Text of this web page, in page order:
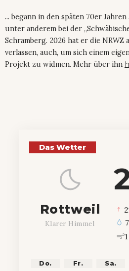
... begann in den späten 70er
unter anderem bei der
Schramberg. 2026 hat er die NRWZ
verlassen, auch, um sich einem
Projekt zu widmen. Mehr über ihn
Das Wetter
Rottweil
Klarer Himmel
Do. Fr. Sa.